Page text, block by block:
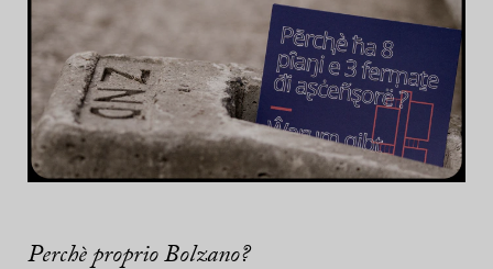
Perchè proprio Bolzano?